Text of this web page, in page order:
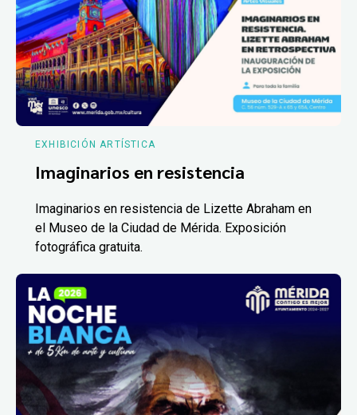
EXHIBICIÓN ARTÍSTICA
Imaginarios en resistencia
Imaginarios en resistencia de Lizette Abraham en
el Museo de la Ciudad de Mérida. Exposición
fotográfica gratuita.